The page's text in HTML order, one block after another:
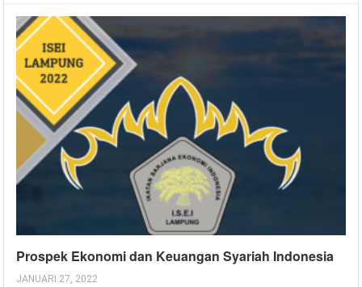
Prospek Ekonomi dan Keuangan Syariah Indonesia
JANUARI 27, 2022